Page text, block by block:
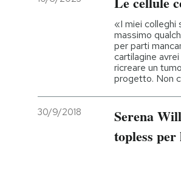
«I miei colleghi
massimo
per parti
cartilagine
ricreare un
progetto. Non
30/9/2018
Serena
topless